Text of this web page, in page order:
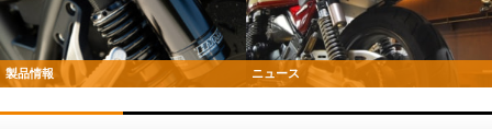
製品情報 ニュース